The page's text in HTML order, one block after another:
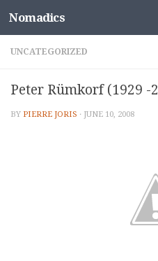
Skip to content
Nomadics
UNCATEGORIZED
Peter Rümkorf (1929 -
BY PIERRE JORIS · JUNE 10, 2008